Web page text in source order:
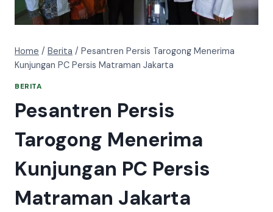
Home / Berita / Pesantren Persis Tarogong Menerima
Kunjungan PC Persis Matraman Jakarta
BERITA
Pesantren Persis
Tarogong Menerima
Kunjungan PC Persis
Matraman Jakarta